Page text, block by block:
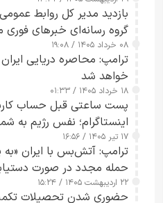
بازدید مدیر کل روابط
گروه رسانه‌ای خبرهای فوری
رسانه‌های هوشمند و مسئول
۰۸ خرداد ۱۴۰۵ / ۱۹:۰۸
ترامپ: محاصره دریایی
خواهد شد
۱۸ خرداد ۱۴۰۵ / ۰۱:۳۳
پست ساعتی قبل حساب
اینستاگرام؛ نفس رژیم به
۱۷ تیر ۱۴۰۵ / ۱۶:۵۶
ترامپ: آتش‌بس با ایران «به
حمله مجدد در صورت
۲۲ اردیبهشت ۱۴۰۵ / ۱۵:۲۴
حضوری شدن تحصیلات